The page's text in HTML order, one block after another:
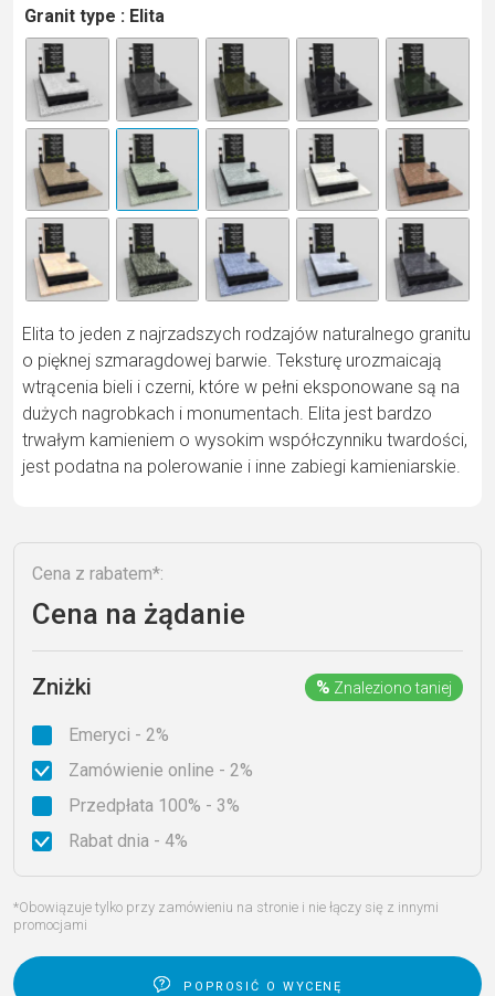
Granit type : Elita
Elita to jeden z najrzadszych rodzajów naturalnego granitu
o pięknej szmaragdowej barwie. Teksturę urozmaicają
wtrącenia bieli i czerni, które w pełni eksponowane są na
dużych nagrobkach i monumentach. Elita jest bardzo
trwałym kamieniem o wysokim współczynniku twardości,
jest podatna na polerowanie i inne zabiegi kamieniarskie.
A
lt
n
e
Cena z rabatem*:
Cena na żądanie
Zniżki % Znaleziono taniej
Emeryci - 2%
Zamówienie online - 2%
Przedpłata 100% - 3%
Rabat dnia - 4%
*Obowiązuje tylko przy zamówieniu na stronie i nie łączy się z innymi
promocjami
poprosić o wycenę